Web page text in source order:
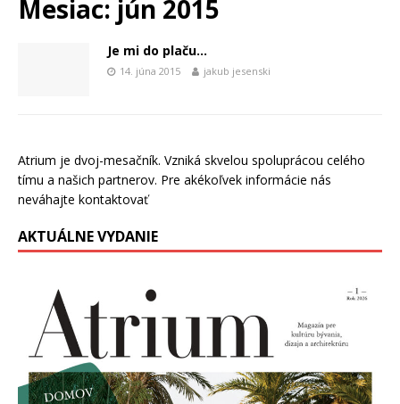
Mesiac: jún 2015
Je mi do plaču…
14. júna 2015 jakub jesenski
Atrium je dvoj-mesačník. Vzniká skvelou spoluprácou celého
tímu a našich partnerov. Pre akékoľvek informácie nás
neváhajte kontaktovať
AKTUÁLNE VYDANIE